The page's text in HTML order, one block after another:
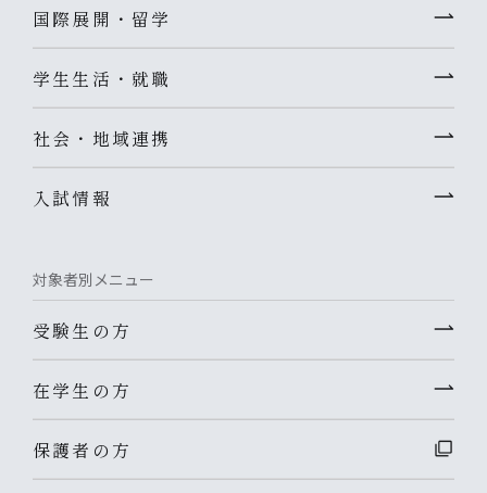
国際展開・留学
学生生活・就職
社会・地域連携
入試情報
対象者別メニュー
受験生の方
在学生の方
保護者の方